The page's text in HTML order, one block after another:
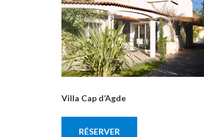
Villa Cap d’Agde
RÉSERVER